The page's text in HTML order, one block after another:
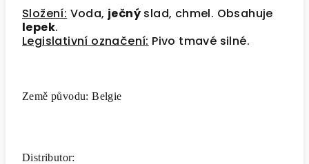
Složení: Voda, ječný slad, chmel. Obsahuje
lepek.
Legislativní označení: Pivo tmavé silné.
Země původu: Belgie
Distributor: